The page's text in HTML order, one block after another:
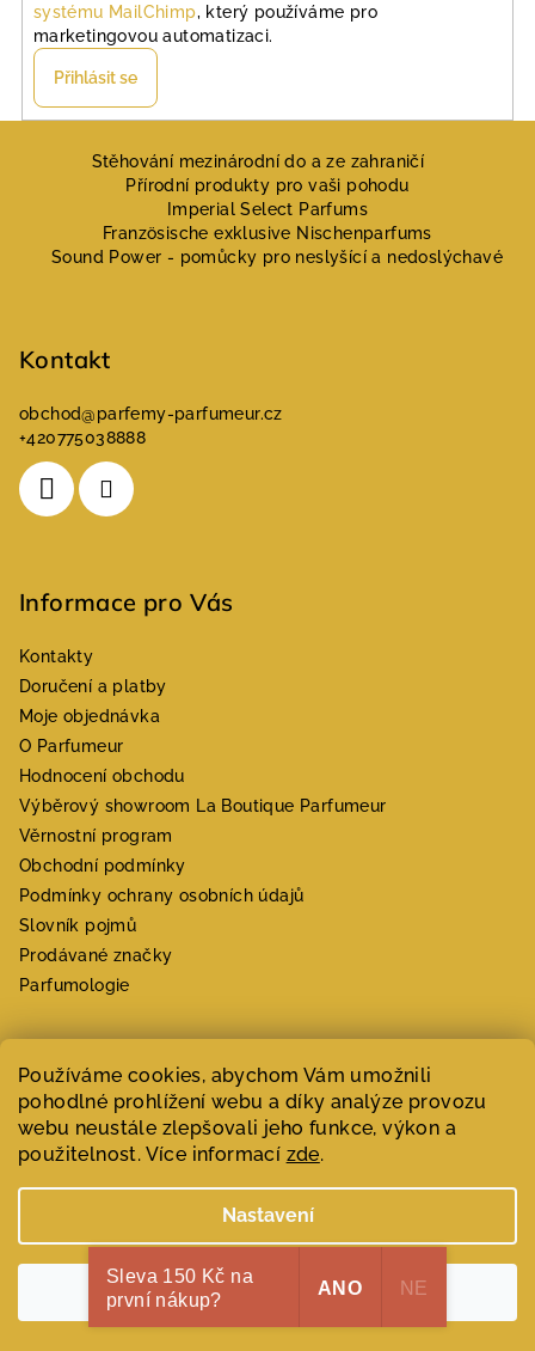
Používáme cookies, abychom Vám umožnili
pohodlné prohlížení webu a díky analýze provozu
webu neustále zlepšovali jeho funkce, výkon a
použitelnost. Více informací zde.
Nastavení
Souhlasím
systému MailChimp, který používáme pro
marketingovou automatizaci.
Přihlásit se
Stěhování mezinárodní do a ze zahraničí
Přírodní produkty pro vaši pohodu
Imperial Select Parfums
Französische exklusive Nischenparfums
Sound Power - pomůcky pro neslyšící a nedoslýchavé
Kontakt
obchod@parfemy-parfumeur.cz
+420775038888
Informace pro Vás
Kontakty
Doručení a platby
Moje objednávka
O Parfumeur
Hodnocení obchodu
Výběrový showroom La Boutique Parfumeur
Věrnostní program
Obchodní podmínky
Podmínky ochrany osobních údajů
Slovník pojmů
Prodávané značky
Parfumologie
Novinky
Jarní parfémy – svěží květinové a
citrusové niche vůně
6.4.2026
Parfémové trendy: Co nás čeká v roce
2025?
Sleva 150 Kč na
první nákup?
ANO NE